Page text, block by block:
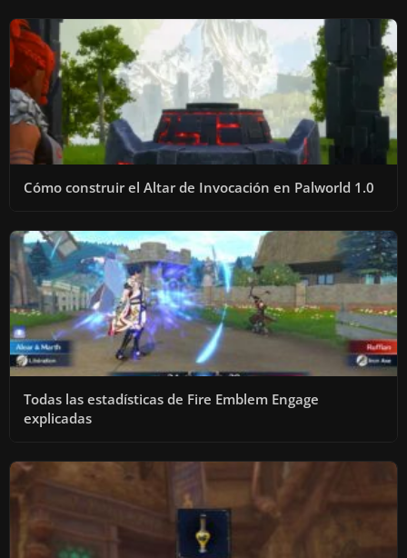
Cómo construir el Altar de Invocación en Palworld 1.0
Todas las estadísticas de Fire Emblem Engage
explicadas